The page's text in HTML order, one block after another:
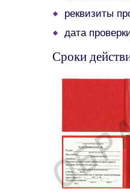
реквизиты
дата
Сроки